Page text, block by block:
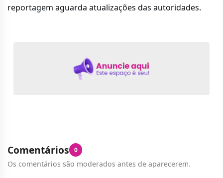
reportagem aguarda atualizações das autoridades.
Comentários 0
Os comentários são moderados antes de aparecerem.